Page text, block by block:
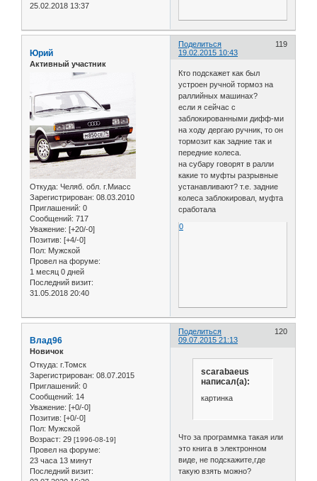
25.02.2018 13:37
Поделиться
119
19.02.2015 10:43
Юрий
Активный участник
Откуда: Челяб. обл. г.Миасс
Зарегистрирован: 08.03.2010
Приглашений: 0
Сообщений: 717
Уважение: [+20/-0]
Позитив: [+4/-0]
Пол: Мужской
Провел на форуме:
1 месяц 0 дней
Последний визит:
31.05.2018 20:40
Кто подскажет как был
устроен ручной тормоз на
раллийных машинах?
если я сейчас с
заблокированными дифф-ми
на ходу дергаю ручник, то он
тормозит как задние так и
передние колеса.
на субару говорят в ралли
какие то муфты разрывные
устанавливают? т.е. задние
колеса заблокировал, муфта
сработала
0
Поделиться
120
09.07.2015 21:13
Влад96
Новичок
Откуда: г.Томск
Зарегистрирован: 08.07.2015
Приглашений: 0
Сообщений: 14
Уважение: [+0/-0]
Позитив: [+0/-0]
Пол: Мужской
Возраст: 29 [1996-08-19]
Провел на форуме:
23 часа 13 минут
Последний визит:
scarabaeus
написал(а):
картинка
Что за программка такая или
это книга в электронном
виде, не подскажите,где
такую взять можно?